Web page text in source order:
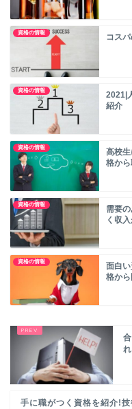
資格の情報 コス
資格の情報
2021|
紹介
資格の情報
高校
格か
資格の情報
需要
く収
資格の情報
面白
格か
手に職がつく資格を紹介!